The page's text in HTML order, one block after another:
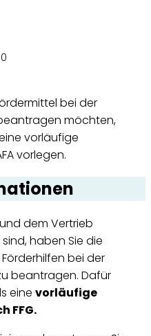
bei der
möchten,
vorläufige
vorlegen.
dem Vertrieb
haben Sie die
bei der
beantragen. Dafür
eine vorläufige
FFG.